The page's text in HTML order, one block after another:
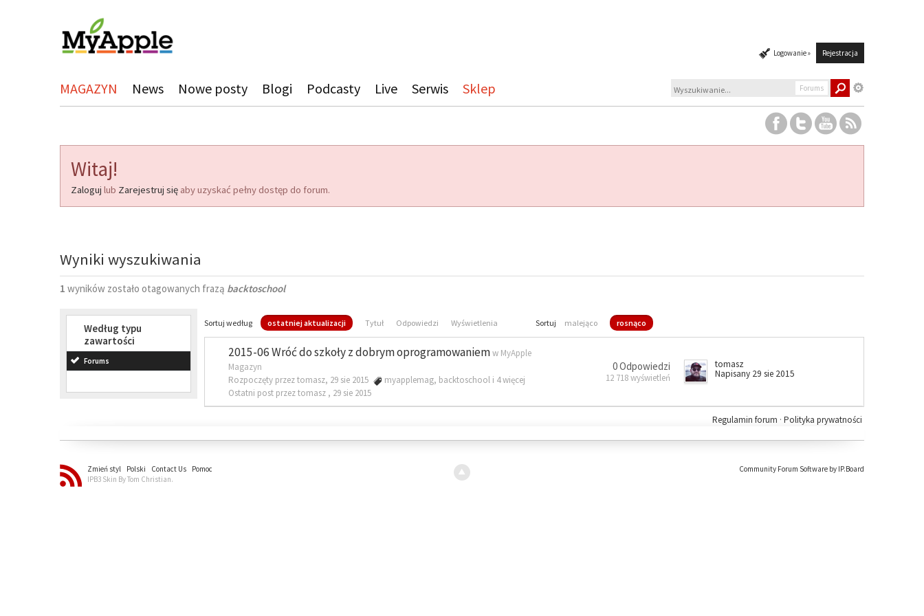
Logowanie » Rejestracja
MAGAZYN News Nowe posty Blogi Podcasty Live Serwis Sklep Forums
Witaj!
Zaloguj lub Zarejestruj się aby uzyskać pełny dostęp do forum.
Wyniki wyszukiwania
1 wyników zostało otagowanych frazą backtoschool
Według typu
zawartości
Forums
Sortuj według ostatniej aktualizacji Tytuł Odpowiedzi Wyświetlenia Sortuj malejąco rosnąco
2015-06 Wróć do szkoły z dobrym oprogramowaniemw MyApple
Magazyn
Rozpoczęty przez tomasz, 29 sie 2015
myapplemag, backtoschool i 4 więcej
Ostatni post przez tomasz , 29 sie 2015
0 Odpowiedzi
12 718 wyświetleń
tomasz
Napisany 29 sie 2015
Polityka prywatności
Regulamin forum ·
Zmień styl Polski Contact Us
Pomoc
IPB3 Skin By Tom Christian.
Community Forum Software by IP.Board